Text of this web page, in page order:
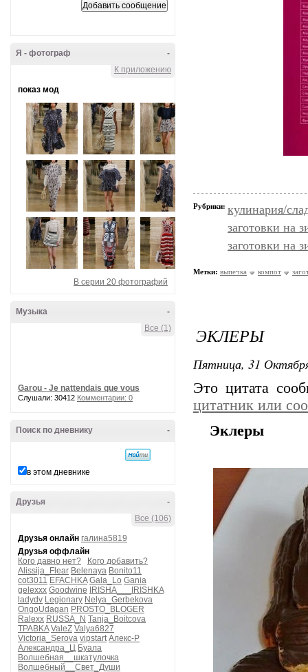
-
Я - фотограф
К приложению
показ мод
В серии 20 фотографий
-
Музыка
Все (1)
Garou - Je nattendais que vous
Слушали: 30412 Комментарии: 0
-
Поиск по дневнику
в этом дневнике
-
Друзья
Все (106)
Друзья онлайн галина5819
Друзья оффлайн
Кого давно нет?
Кого добавить?
Alissija_Flear Belenaya Bonito11
cot3011 EFACHKA Gala_Lo Gania
gelexxx Goodwine
IRISHA___IRISHKA
ladydv Legionary Nelya_Gerbekova
OngoUdagan PROSTO_BLOGER
Ralexx RUSSA_N Tanja_Boitcova
TPABKA ValeZ Valya6827
Victoria_Serova vipstart Алекс-Р
Александра_Ц Буала
Волшебная__шкатулочка
Волшебный__Свет_Души
Рубрики: кулинария/
заготовки на
заготовки на
Метки: выпечка компот
ЭКЛЕРЫ
Пятница, 31
Это цитата
цитатник или
Эклеры